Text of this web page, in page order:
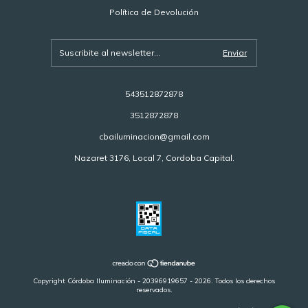
Política de Devolución
543512872878
3512872878
cbailuminacion@gmail.com
Nazaret 3176, Local 7, Cordoba Capital.
Copyright Córdoba Iluminación - 20396919657 - 2026. Todos los derechos
reservados.